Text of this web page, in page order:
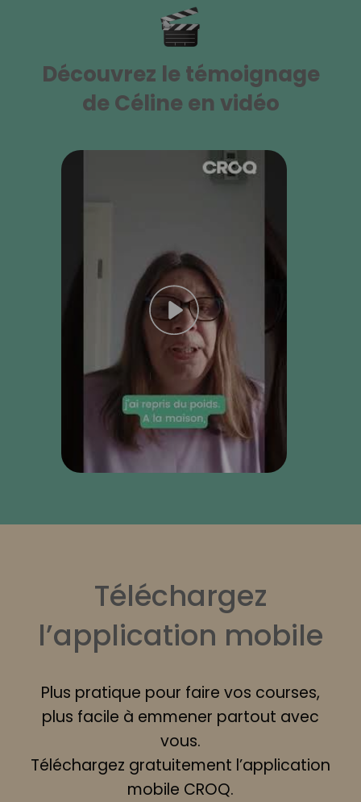
Découvrez le témoignage
de Céline en vidéo
Téléchargez
l’application mobile
Plus pratique pour faire vos courses,
plus facile à emmener partout avec
vous.
Téléchargez gratuitement l’application
mobile CROQ.